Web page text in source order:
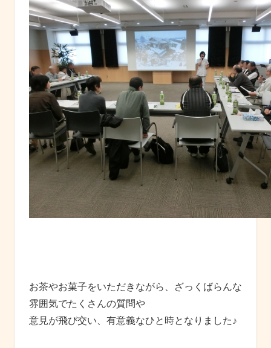
お茶やお菓子をいただきながら、ざっくばらんな
雰囲気でたくさんの質問や
意見が飛び交い、有意義なひと時となりました♪